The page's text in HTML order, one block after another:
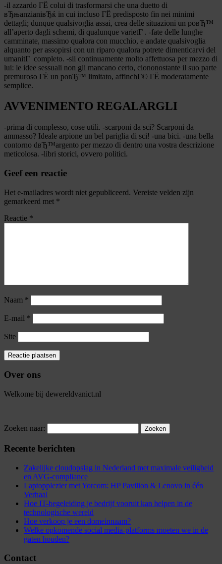
-il azzardo ГЁ colui di trasformarsi che una duetto di
вЂњanzianiвЂќ in cui incluso ГЁ predisposto fin nei minimi
dettagli; dunque qualsivoglia assai, crea delle situazioni un poвЂ™
all’aperto dagli schemi, di qualunque varietГ . -fate delle lunghe
camminate, massimo qualora con mucchio, e andate qualsivoglia
alquanto per assopirsi con un riparo qualora potrete dimenticarvi del
umanitГ completo. -sii continuamente molto affettuosa per mezzo di
lui: le idee sessuali non gli mancano certo, ciononostante il suo parte
premuroso ГЁ un poвЂ™ limitato, affinchГ© ГЁ moderatamente
semplice.
AVVENIMENTO REGALARGLI
-prima di complesso, cose utili. -scarponi da sci? Scarponi da
ammasso? Ideale arpione un bel pariglia di sci! -una bici. -una bella
contorno dвЂ™argento per mezzo di dentro una vostra descrizione
meticolosa. -libri storici, ovvero politici.
Geef een reactie
Het e-mailadres wordt niet gepubliceerd. Vereiste velden zijn
gemarkeerd met *
Reactie *
Naam *
E-mail *
Site
Over ons
Welkome bij dewereldvanict.nl
Zoeken naar:
Recente berichten
Zakelijke cloudopslag in Nederland met maximale veiligheid
en AVG-compliance
Laptopplezier met Yorcom: HP Pavilion & Lenovo in één
Verhaal
Hoe IT-begeleiding je bedrijf vooruit kan helpen in de
technologische wereld
Hoe verkoop je een domeinnaam?
Welke opkomende social media-platforms moeten we in de
gaten houden?
Contact